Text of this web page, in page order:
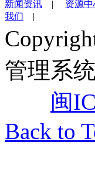
新闻资讯 | 资源
我们 |
管理系
闽
Back to